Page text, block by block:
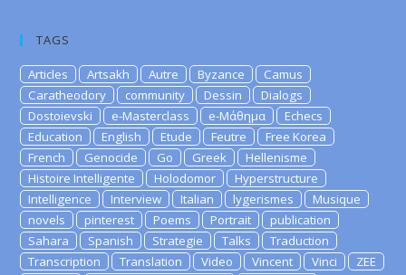
TAGS
Articles Artsakh Autre Byzance
Camus
Caratheodory
community Dessin
Dialogs
Dostoievski
e-Masterclass e-Μάθημα
Echecs
Education
English Etude Feutre
Free Korea
French
Genocide Go Greek
Hellenisme
Histoire Intelligente
Holodomor
Hyperstructure
Intelligence
Interview Italian lygerismes
Musique
novels
pinterest Poems Portrait
publication
Sahara
Spanish Strategie Talks
Traduction
Transcription
Translation Video Vincent Vinci
ZEE